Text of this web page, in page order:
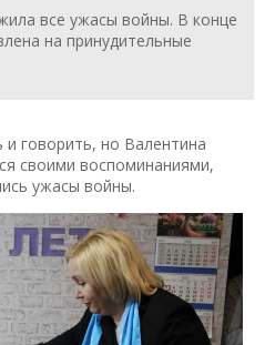
все ужасы войны. В конце
на принудительные
говорить, но Валентина
своими воспоминаниями,
ужасы войны.